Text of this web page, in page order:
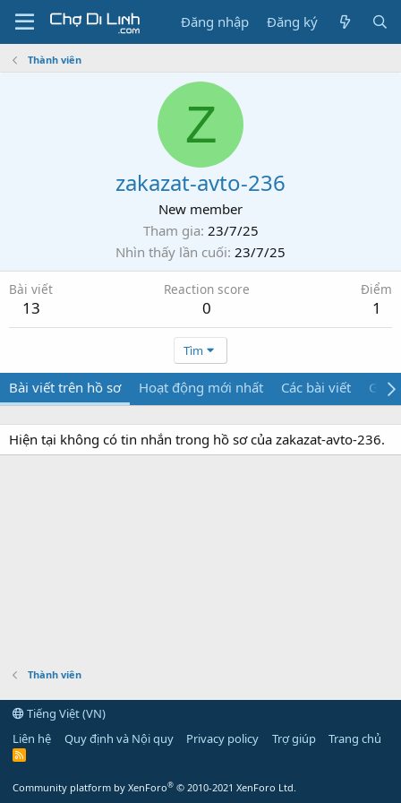
Đăng nhập Đăng ký
Thành viên
Z
zakazat-avto-236
New member
Tham gia 23/7/25
Nhìn thấy lần cuối 23/7/25
Bài viết
13
Reaction score
0
Điểm
1
Tìm
Bài viết trên hồ sơ Hoạt động mới nhất Các bài viết Giới
Hiện tại không có tin nhắn trong hồ sơ của zakazat-avto-236.
Thành viên
Tiếng Việt (VN)
Liên hệ
Quy định và Nội quy Privacy policy Trợ giúp Trang chủ
R
Community platform by XenForo® © 2010-2021 XenForo Ltd.